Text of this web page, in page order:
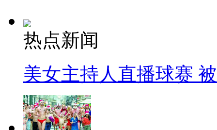
热点新闻
美女主持人直播球赛